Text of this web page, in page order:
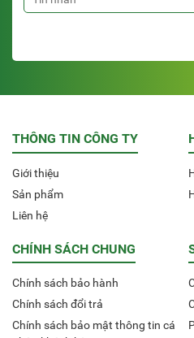
THÔNG TIN CÔNG TY
Giới thiệu
Sản phẩm
Liên hệ
CHÍNH SÁCH CHUNG
Chính sách bảo hành
Chính sách đổi trả
Chính sách bảo mật thông tin cá